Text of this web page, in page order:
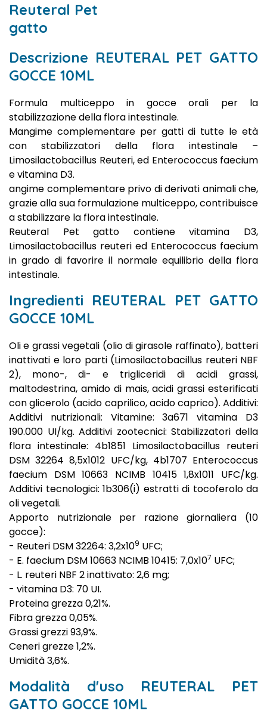
Reuteral Pet
gatto
Descrizione REUTERAL PET GATTO
GOCCE 10ML
Formula multiceppo in gocce orali per la
stabilizzazione della flora intestinale.
Mangime complementare per gatti di tutte le età
con stabilizzatori della flora intestinale –
Limosilactobacillus Reuteri, ed Enterococcus faecium
e vitamina D3.
angime complementare privo di derivati animali che,
grazie alla sua formulazione multiceppo, contribuisce
a stabilizzare la flora intestinale.
Reuteral Pet gatto contiene vitamina D3,
Limosilactobacillus reuteri ed Enterococcus faecium
in grado di favorire il normale equilibrio della flora
intestinale.
Ingredienti REUTERAL PET GATTO
GOCCE 10ML
Oli e grassi vegetali (olio di girasole raffinato), batteri
inattivati e loro parti (Limosilactobacillus reuteri NBF
2), mono-, di- e trigliceridi di acidi grassi,
maltodestrina, amido di mais, acidi grassi esterificati
con glicerolo (acido caprilico, acido caprico). Additivi:
Additivi nutrizionali: Vitamine: 3a671 vitamina D3
190.000 UI/kg. Additivi zootecnici: Stabilizzatori della
flora intestinale: 4b1851 Limosilactobacillus reuteri
DSM 32264 8,5x1012 UFC/kg, 4b1707 Enterococcus
faecium DSM 10663 NCIMB 10415 1,8x1011 UFC/kg.
Additivi tecnologici: 1b306(i) estratti di tocoferolo da
oli vegetali.
Apporto nutrizionale per razione giornaliera (10
gocce):
- Reuteri DSM 32264: 3,2x109 UFC;
- E. faecium DSM 10663 NCIMB 10415: 7,0x107 UFC;
- L. reuteri NBF 2 inattivato: 2,6 mg;
- vitamina D3: 70 UI.
Proteina grezza 0,21%.
Fibra grezza 0,05%.
Grassi grezzi 93,9%.
Ceneri grezze 1,2%.
Umidità 3,6%.
Modalità d'uso REUTERAL PET
GATTO GOCCE 10ML